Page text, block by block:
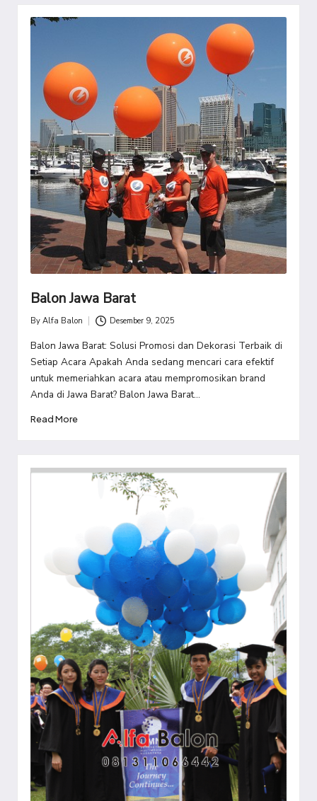
Balon Jawa Barat
Posted
by
By Alfa Balon Desember 9, 2025
Balon Jawa Barat: Solusi Promosi dan Dekorasi Terbaik di
Setiap Acara Apakah Anda sedang mencari cara efektif
untuk memeriahkan acara atau mempromosikan brand
Anda di Jawa Barat? Balon Jawa Barat…
Read More